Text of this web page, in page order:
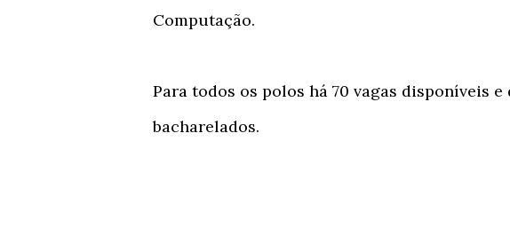
Computação.
Para todos os polos há 70 vagas disponíveis
bacharelados.